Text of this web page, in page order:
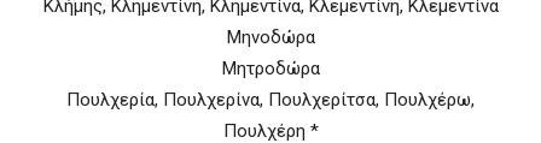
Κλήμης, Κλημεντίνη, Κλημεντίνα, Κλεμεντίνη, Κλεμεντίνα
Μηνοδώρα
Μητροδώρα
Πουλχερία, Πουλχερίνα, Πουλχερίτσα, Πουλχέρω,
Πουλχέρη *